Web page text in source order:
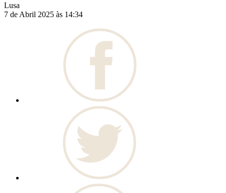
Lusa
7 de Abril 2025 às 14:34